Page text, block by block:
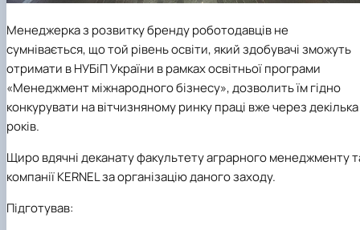
Менеджерка з розвитку бренду роботодавців не
сумнівається, що той рівень освіти, який здобувачі зможуть
отримати в НУБіП України в рамках освітньої програми
«Менеджмент міжнародного бізнесу», дозволить їм гідно
конкурувати на вітчизняному ринку праці вже через декілька
років.
Щиро вдячні деканату факультету аграрного менеджменту
компанії KERNEL за організацію даного заходу.
Підготував: